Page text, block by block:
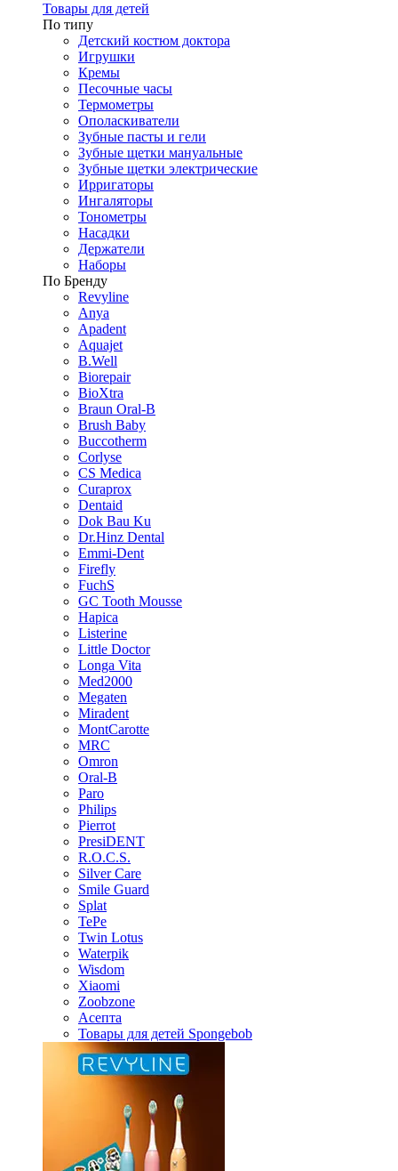
Товары для детей
По типу
Детский костюм доктора
Игрушки
Кремы
Песочные часы
Термометры
Ополаскиватели
Зубные пасты и гели
Зубные щетки мануальные
Зубные щетки электрические
Ирригаторы
Ингаляторы
Тонометры
Насадки
Держатели
Наборы
По Бренду
Revyline
Anya
Apadent
Aquajet
B.Well
Biorepair
BioXtra
Braun Oral-B
Brush Baby
Buccotherm
Corlyse
CS Medica
Curaprox
Dentaid
Dok Bau Ku
Dr.Hinz Dental
Emmi-Dent
Firefly
FuchS
GC Tooth Mousse
Hapica
Listerine
Little Doctor
Longa Vita
Med2000
Megaten
Miradent
MontCarotte
MRC
Omron
Oral-B
Paro
Philips
Pierrot
PresiDENT
R.O.C.S.
Silver Care
Smile Guard
Splat
TePe
Twin Lotus
Waterpik
Wisdom
Xiaomi
Zoobzone
Асепта
Товары для детей Spongebob